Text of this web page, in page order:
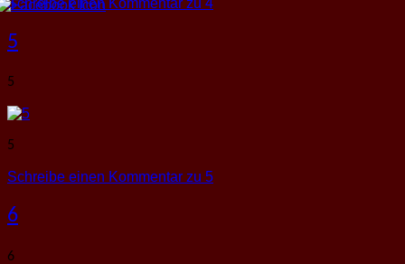
5
5
5
Schreibe einen Kommentar zu 5
6
6